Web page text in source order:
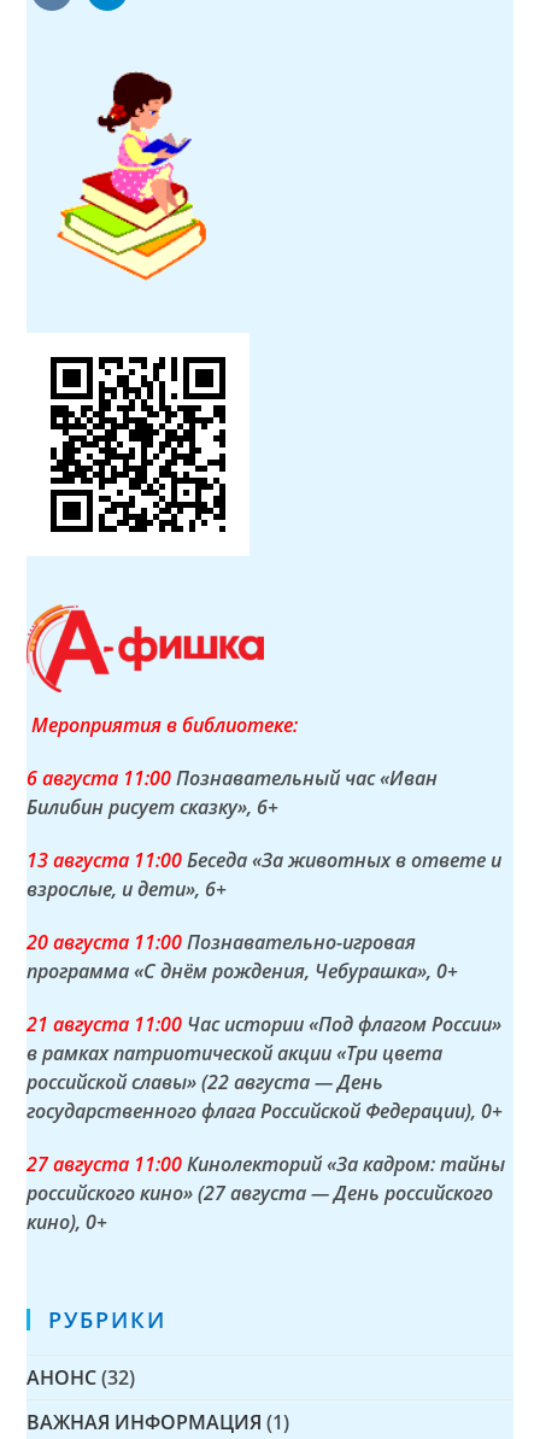
Мероприятия в библиотеке:
6 августа 11:00Познавательный час «Иван
Билибин рисует сказку», 6+
13 августа 11:00Беседа «За животных в ответе и
взрослые, и дети», 6+
20 августа 11:00Познавательно-игровая
программа «С днём рождения, Чебурашка», 0+
21 августа 11:00 Час истории «Под флагом России»
в рамках патриотической акции «Три цвета
российской славы» (22 августа — День
государственного флага Российской Федерации), 0+
27 августа 11:00Кинолекторий «За кадром: тайны
российского кино» (27 августа — День российского
кино), 0+
РУБРИКИ
АНОНС (32)
ВАЖНАЯ ИНФОРМАЦИЯ (1)